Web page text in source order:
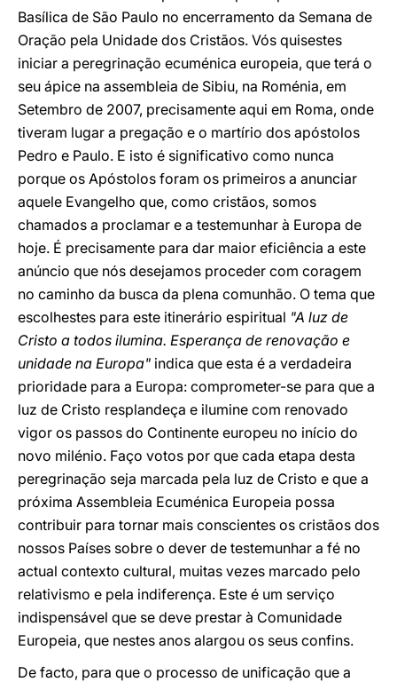
Basílica de São Paulo no encerramento da Semana de
Oração pela Unidade dos Cristãos. Vós quisestes
iniciar a peregrinação ecuménica europeia, que terá o
seu ápice na assembleia de Sibiu, na Roménia, em
Setembro de 2007, precisamente aqui em Roma, onde
tiveram lugar a pregação e o martírio dos apóstolos
Pedro e Paulo. E isto é significativo como nunca
porque os Apóstolos foram os primeiros a anunciar
aquele Evangelho que, como cristãos, somos
chamados a proclamar e a testemunhar à Europa de
hoje. É precisamente para dar maior eficiência a este
anúncio que nós desejamos proceder com coragem
no caminho da busca da plena comunhão. O tema que
escolhestes para este itinerário espiritual "A luz de
Cristo a todos ilumina. Esperança de renovação e
unidade na Europa" indica que esta é a verdadeira
prioridade para a Europa: comprometer-se para que a
luz de Cristo resplandeça e ilumine com renovado
vigor os passos do Continente europeu no início do
novo milénio. Faço votos por que cada etapa desta
peregrinação seja marcada pela luz de Cristo e que a
próxima Assembleia Ecuménica Europeia possa
contribuir para tornar mais conscientes os cristãos dos
nossos Países sobre o dever de testemunhar a fé no
actual contexto cultural, muitas vezes marcado pelo
relativismo e pela indiferença. Este é um serviço
indispensável que se deve prestar à Comunidade
Europeia, que nestes anos alargou os seus confins.
De facto, para que o processo de unificação que a